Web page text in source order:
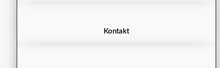
Kontakt